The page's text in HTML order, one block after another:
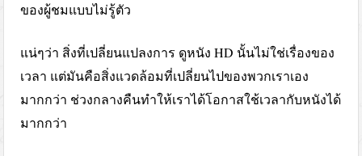
ของผู้ชมแบบไม่รู้ตัว
แน่ๆว่า สิ่งที่เปลี่ยนแปลงการ ดูหนัง HD นั้นไม่ใช่เรื่องของ
เวลา แต่มันคือสิ่งแวดล้อมที่เปลี่ยนไปของพวกเราเอง
มากกว่า ช่วงกลางคืนทำให้เราได้โอกาสใช้เวลากับหนังได้
มากกว่า